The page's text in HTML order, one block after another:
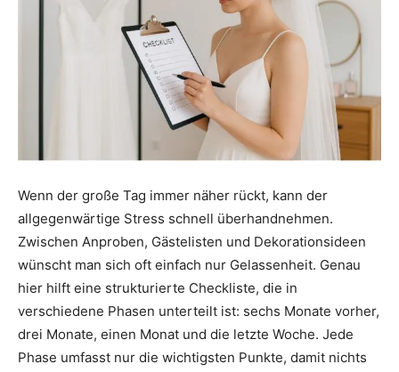
um
Thema
Hochzeit
Wenn der große Tag immer näher rückt, kann der
allgegenwärtige Stress schnell überhandnehmen.
Zwischen Anproben, Gästelisten und Dekorationsideen
wünscht man sich oft einfach nur Gelassenheit. Genau
hier hilft eine strukturierte Checkliste, die in
verschiedene Phasen unterteilt ist: sechs Monate vorher,
drei Monate, einen Monat und die letzte Woche. Jede
Phase umfasst nur die wichtigsten Punkte, damit nichts